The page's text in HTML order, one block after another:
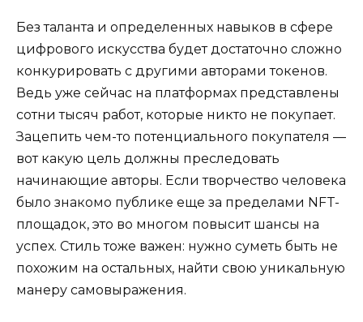
Без таланта и определенных навыков в сфере
цифрового искусства будет достаточно сложно
конкурировать с другими авторами токенов.
Ведь уже сейчас на платформах представлены
сотни тысяч работ, которые никто не покупает.
Зацепить чем-то потенциального покупателя —
вот какую цель должны преследовать
начинающие авторы. Если творчество человека
было знакомо публике еще за пределами NFT-
площадок, это во многом повысит шансы на
успех. Стиль тоже важен: нужно суметь быть не
похожим на остальных, найти свою уникальную
манеру самовыражения.